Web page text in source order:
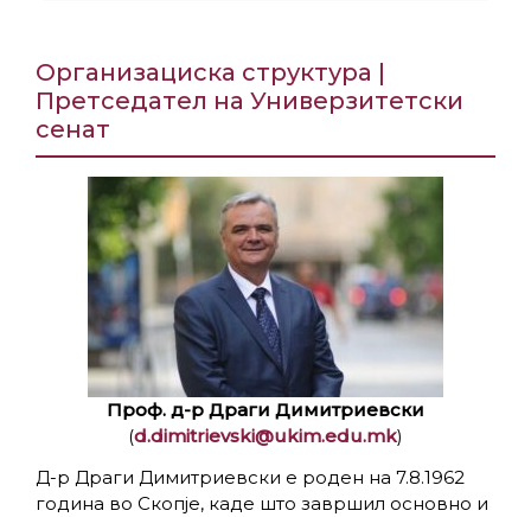
Организациска структура |
Претседател на Универзитетски
сенат
Проф. д-р Драги Димитриевски
(d.dimitrievski@ukim.edu.mk)
Д-р Драги Димитриевски е роден на 7.8.1962
година во Скопје, каде што завршил основно и